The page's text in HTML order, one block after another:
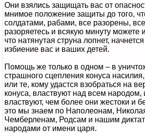
Они взялись защищать вас от
мнимое положение защиты до того,
солдатами, рабами, все разорены,
разоряетесь и всякую минуту можете
что натянутая струна лопнет,
избиение вас и ваших детей.
Помощь же только в одном – в
страшного сцепления конуса
или те, кому удастся взобраться на
конуса, властвуют над всем народом,
властвуют, чем более они жестоки и
это мы знаем по Наполеонам,
Чемберленам, Родсам и нашим
народами от имени царя.